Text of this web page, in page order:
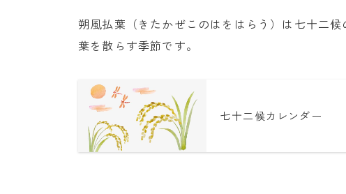
朔風払葉（きたかぜこのはをはらう）は七十二
葉を散らす季節です。
七十二候カレンダー